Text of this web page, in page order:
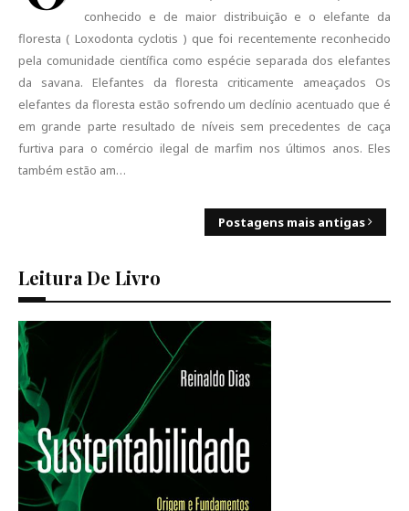
conhecido e de maior distribuição e o elefante da
floresta ( Loxodonta cyclotis ) que foi recentemente reconhecido
pela comunidade científica como espécie separada dos elefantes
da savana. Elefantes da floresta criticamente ameaçados Os
elefantes da floresta estão sofrendo um declínio acentuado que é
em grande parte resultado de níveis sem precedentes de caça
furtiva para o comércio ilegal de marfim nos últimos anos. Eles
também estão am…
Postagens mais antigas
Leitura De Livro